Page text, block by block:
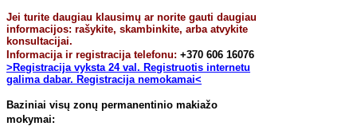
Jei turite daugiau klausimų ar norite gauti daugiau
informacijos: rašykite, skambinkite, arba atvykite
konsultacijai.
Informacija ir registracija telefonu: +370 606 16076
>Registracija vyksta 24 val. Registruotis internetu
galima dabar. Registracija nemokamai<
Baziniai visų zonų permanentinio makiažo
mokymai: